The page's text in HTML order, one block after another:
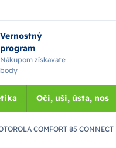
Vernostný
program
Nákupom získavate
body
Oči, uši, ústa, nos
COMFORT 85